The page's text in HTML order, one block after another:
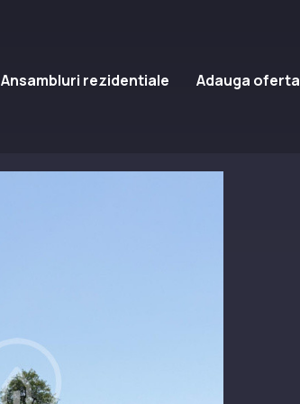
Ansambluri rezidentiale Adauga oferta